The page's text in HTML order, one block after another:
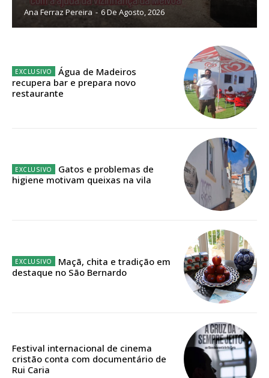
Edição em papel entregue à Quinta-feira em sua
Acesso aos conteúdos Exclusivos para
assinantes
12 meses
Acesso aos conteúdos Exclusivos para
assinantes
Ana Ferraz Pereira - 6 De Agosto, 2026
Água de Madeiros
recupera bar e prepara novo
restaurante
Gatos e problemas de
higiene motivam queixas na vila
Maçã, chita e tradição em
destaque no São Bernardo
Festival internacional de cinema
cristão conta com documentário de
Rui Caria